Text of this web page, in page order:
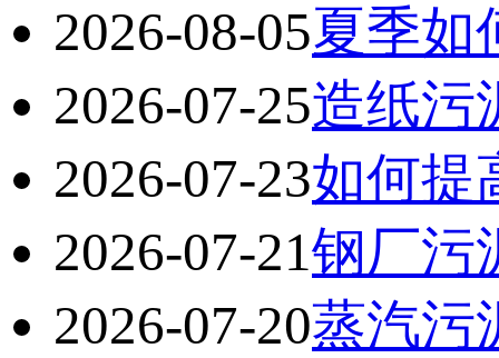
2026-08-05夏季如
2026-07-25造纸污
2026-07-23如何提
2026-07-21钢厂污
2026-07-20蒸汽污